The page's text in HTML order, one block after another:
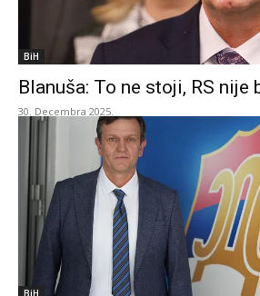
BiH
Blanuša: To ne stoji, RS nije
30. Decembra 2025.
BiH